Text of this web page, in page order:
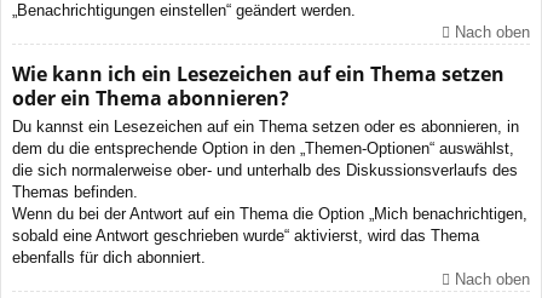
„Benachrichtigungen einstellen“ geändert werden.
Nach oben
Wie kann ich ein Lesezeichen auf ein Thema setzen
oder ein Thema abonnieren?
Du kannst ein Lesezeichen auf ein Thema setzen oder es abonnieren, in
dem du die entsprechende Option in den „Themen-Optionen“ auswählst,
die sich normalerweise ober- und unterhalb des Diskussionsverlaufs des
Themas befinden.
Wenn du bei der Antwort auf ein Thema die Option „Mich benachrichtigen,
sobald eine Antwort geschrieben wurde“ aktivierst, wird das Thema
ebenfalls für dich abonniert.
Nach oben